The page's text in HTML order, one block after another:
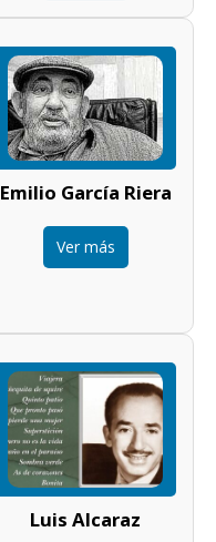
Emilio García Riera
Ver más
Luis Alcaraz